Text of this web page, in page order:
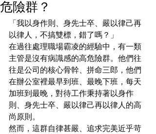
危險群？
「我以身作則、身先士卒、嚴以律己再
以律人，不搞雙標，錯了嗎？」
在過往處理職場霸凌的經驗中，有一類
主管是沒有病識感的高危險群。他們往
往是公司的核心骨幹、拼命三郎，他們
在辦公室裡最早到班、最晚下班，每天
加班到最晚，對待工作秉持著以身作
則、身先士卒、嚴以律己再以律人的高
尚原則。
然而，這群自律甚嚴、追求完美近乎苛